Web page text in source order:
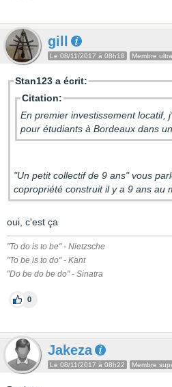
gill
Le 08/11/2017 à 08h18 Membre
Stan123 a écrit:
Citation:
En premier investissement locatif,
pour étudiants à Bordeaux dans
"Un petit collectif de 9 ans" vous
copropriété construit il y a 9 ans au
oui, c'est ça
"To do is to be" - Nietzsche
"To be is to do" - Kant
"Do be do be do" - Sinatra
0
Jakeza
Le 08/11/2017 à 08h22 Membre